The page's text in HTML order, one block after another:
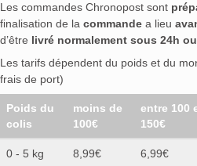
Les commandes Chronopost sont
finalisation de la commande a lieu
d’être livré normalement sous 24h
Les tarifs dépendent du poids et du
frais de port)
Poids du
colis
moins de
100€
entre 100
150€
0 - 5 kg 8,99€ 6,99€